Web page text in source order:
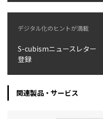
デジタル化のヒントが満載
S-cubismニュースレター
登録
関連製品・サービス